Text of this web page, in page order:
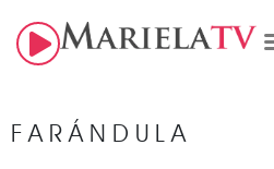
FARÁNDULA